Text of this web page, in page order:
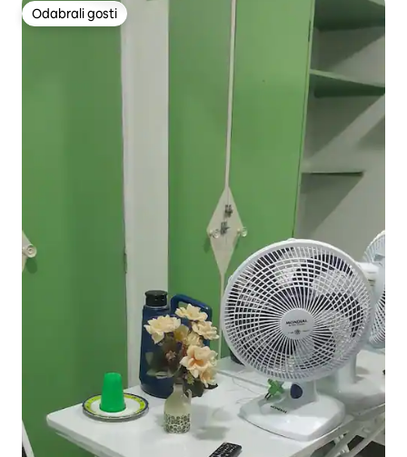
Odabrali gosti
Odabrali gosti